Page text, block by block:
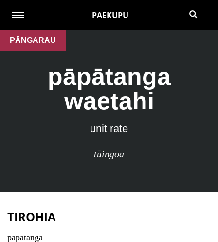
PAEKUPU
PĀNGARAU
pāpātanga
waetahi
unit rate
tūingoa
TIROHIA
pāpātanga